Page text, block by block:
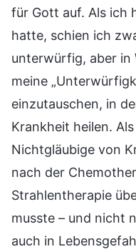
für Gott auf. Als ich
hatte, schien ich
unterwürfig, aber in
meine
einzutauschen, in
Krankheit heilen.
Nichtgläubige von
nach der
Strahlentherapie
musste – und nicht
auch in